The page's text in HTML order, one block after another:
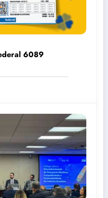
6089